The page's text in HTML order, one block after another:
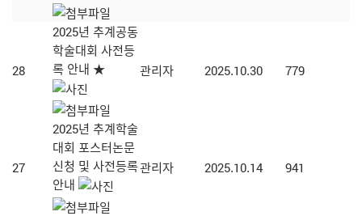
28
2025년 추계공동
학술대회 사전등
록 안내 ★
관리자 2025.10.30 779
27
2025년 추계학술
대회 포스터논문
신청 및 사전등록
안내
관리자 2025.10.14 941